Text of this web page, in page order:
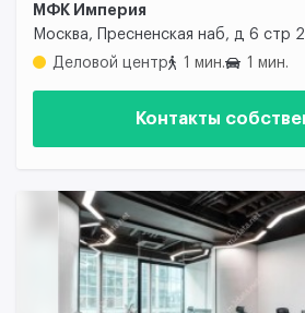
МФК Империя
Москва, Пресненская наб, д 6 стр 2
Деловой центр
1 мин. 1 мин.
Контакты